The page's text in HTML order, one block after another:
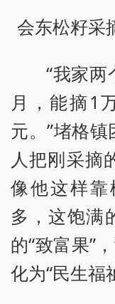
会东松籽采
“我家
月，能摘1
元。”堵格
人把刚采摘
像他这样
多，这饱满
的“致富果”
化为“民生福